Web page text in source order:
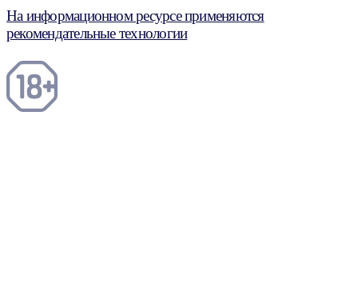
На информационном ресурсе применяются
рекомендательные технологии